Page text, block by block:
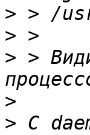
>
>
> >
>
> С